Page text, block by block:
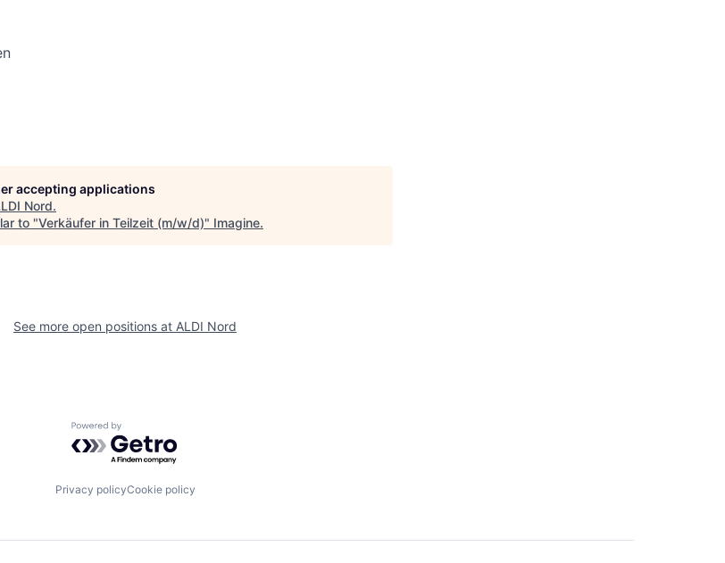
accepting applications
Nord.
to "Verkäufer in Teilzeit (m/w/d)" Imagine.
See more open positions at ALDI Nord
Powered by Getro.com
Privacy policyCookie policy